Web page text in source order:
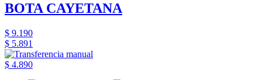
BOTA CAYETANA
$ 9.190
$ 5.891
$ 4.890